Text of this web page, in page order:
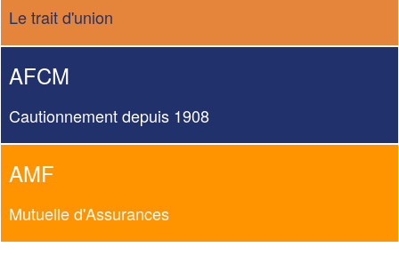
Le trait d'union
AFCM
Cautionnement depuis 1908
AMF
Mutuelle d'Assurances